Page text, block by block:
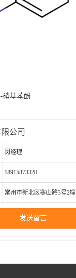
硝基苯酚
公司
闵经理
18915873328
常州市新北区寒山路3号2幢
发送留言